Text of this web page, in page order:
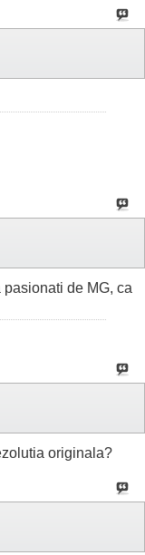
de MG, ca
originala?